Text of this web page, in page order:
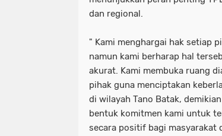
dan regional.
" Kami menghargai hak setiap
namun kami berharap hal
akurat. Kami membuka ruang
pihak guna menciptakan
di wilayah Tano Batak,
bentuk komitmen kami untuk
secara positif bagi masyarakat